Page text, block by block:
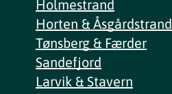
Holmestrand
Horten & Åsgårdstrand
Tønsberg & Færder
Sandefjord
Larvik & Stavern